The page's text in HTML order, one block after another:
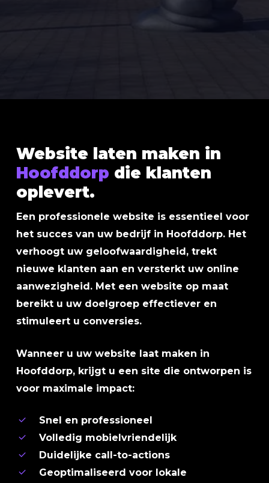
Website laten maken in
Hoofddorp die klanten
oplevert.
Een professionele website is essentieel voor
het succes van uw bedrijf in Hoofddorp. Het
verhoogt uw geloofwaardigheid, trekt
nieuwe klanten aan en versterkt uw online
aanwezigheid. Met een website op maat
bereikt u uw doelgroep effectiever en
stimuleert u conversies.
Wanneer u uw website laat maken in
Hoofddorp, krijgt u een site die ontworpen is
voor maximale impact:
Snel en professioneel
Volledig mobielvriendelijk
Duidelijke call-to-actions
Geoptimaliseerd voor lokale